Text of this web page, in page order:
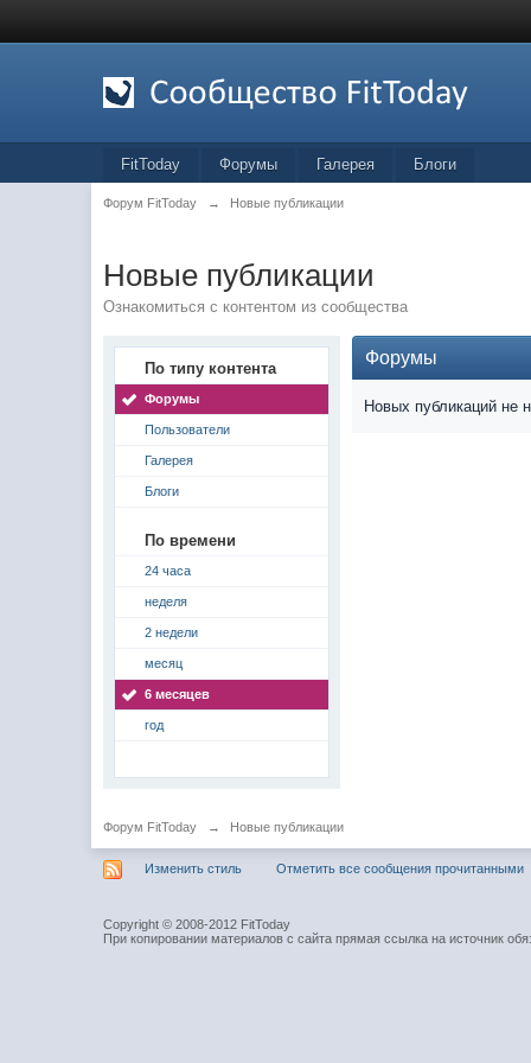
FitToday Форумы Галерея Блоги
Форум FitToday → Новые публикации
Новые публикации
Ознакомиться с контентом из сообщества
По типу контента
Форумы
Пользователи
Галерея
Блоги
По времени
24 часа
неделя
2 недели
месяц
6 месяцев
год
Форумы
Новых публикаций не
Форум FitToday → Новые публикации
Изменить стиль Отметить все сообщения прочитанными
Copyright © 2008-2012 FitToday
При копировании материалов с сайта прямая ссылка на источник